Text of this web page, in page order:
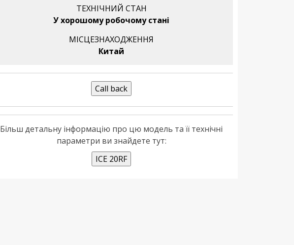
ТЕХНІЧНИЙ СТАН
У хорошому робочому стані
МІСЦЕЗНАХОДЖЕННЯ
Китай
Більш детальну інформацію про цю модель та її технічні
параметри ви знайдете тут: